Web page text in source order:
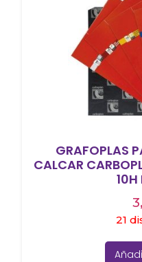
GRAFOPLAS
CALCAR
10H
21